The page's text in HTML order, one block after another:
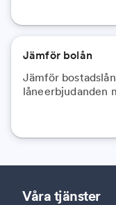
Jämför bolån
Jämför
låneerbjudanden
Våra tjänster